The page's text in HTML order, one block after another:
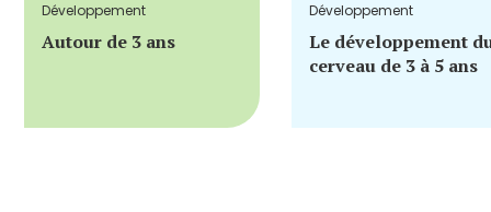
Développement
Autour de 3 ans
Développement
Le développement
cerveau de 3 à 5 ans